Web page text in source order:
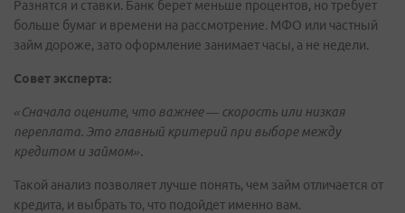
Разнятся и ставки. Банк берет меньше процентов, но требует
больше бумаг и времени на рассмотрение. МФО или частный
займ дороже, зато оформление занимает часы, а не недели.
Совет эксперта:
«Сначала оцените, что важнее — скорость или низкая
переплата. Это главный критерий при выборе между
кредитом и займом».
Такой анализ позволяет лучше понять, чем займ отличается от
кредита, и выбрать то, что подойдет именно вам.